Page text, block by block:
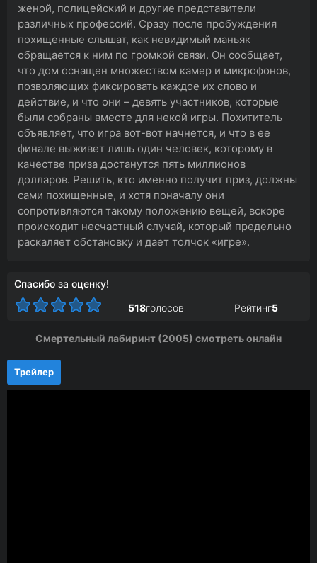
женой, полицейский и другие представители
различных профессий. Сразу после пробуждения
похищенные слышат, как невидимый маньяк
обращается к ним по громкой связи. Он сообщает,
что дом оснащен множеством камер и микрофонов,
позволяющих фиксировать каждое их слово и
действие, и что они – девять участников, которые
были собраны вместе для некой игры. Похититель
объявляет, что игра вот-вот начнется, и что в ее
финале выживет лишь один человек, которому в
качестве приза достанутся пять миллионов
долларов. Решить, кто именно получит приз, должны
сами похищенные, и хотя поначалу они
сопротивляются такому положению вещей, вскоре
происходит несчастный случай, который предельно
раскаляет обстановку и дает толчок «игре».
Спасибо за оценку!
518голосов Рейтинг5
Смертельный лабиринт (2005) смотреть онлайн
Трейлер